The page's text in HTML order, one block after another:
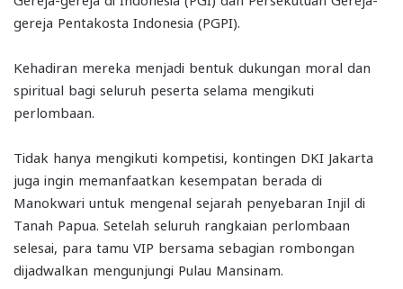
gereja Pentakosta Indonesia (PGPI).
Kehadiran mereka menjadi bentuk dukungan moral dan
spiritual bagi seluruh peserta selama mengikuti
perlombaan.
Tidak hanya mengikuti kompetisi, kontingen DKI Jakarta
juga ingin memanfaatkan kesempatan berada di
Manokwari untuk mengenal sejarah penyebaran Injil di
Tanah Papua. Setelah seluruh rangkaian perlombaan
selesai, para tamu VIP bersama sebagian rombongan
dijadwalkan mengunjungi Pulau Mansinam.